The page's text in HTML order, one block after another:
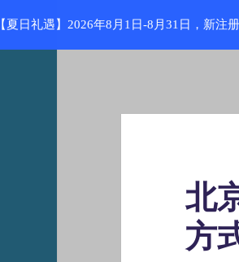
北
方
【夏日礼遇】2026年8月1日-8月31日，新注